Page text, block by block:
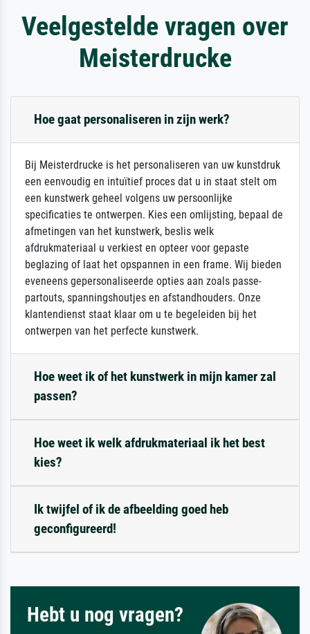
Veelgestelde vragen over
Meisterdrucke
Hoe gaat personaliseren in zijn werk?
Bij Meisterdrucke is het personaliseren van uw kunstdruk
een eenvoudig en intuïtief proces dat u in staat stelt om
een kunstwerk geheel volgens uw persoonlijke
specificaties te ontwerpen. Kies een omlijsting, bepaal de
afmetingen van het kunstwerk, beslis welk
afdrukmateriaal u verkiest en opteer voor gepaste
beglazing of laat het opspannen in een frame. Wij bieden
eveneens gepersonaliseerde opties aan zoals passe-
partouts, spanningshoutjes en afstandhouders. Onze
klantendienst staat klaar om u te begeleiden bij het
ontwerpen van het perfecte kunstwerk.
Hoe weet ik of het kunstwerk in mijn kamer zal
passen?
Hoe weet ik welk afdrukmateriaal ik het best
kies?
Ik twijfel of ik de afbeelding goed heb
geconfigureerd!
Hebt u nog vragen?